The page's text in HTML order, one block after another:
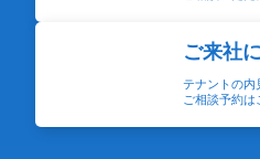
ご来社
テナントの内
ご相談予約は